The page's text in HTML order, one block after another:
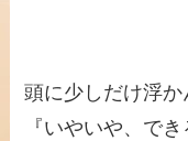
頭に少しだけ浮か
『いやいや、で